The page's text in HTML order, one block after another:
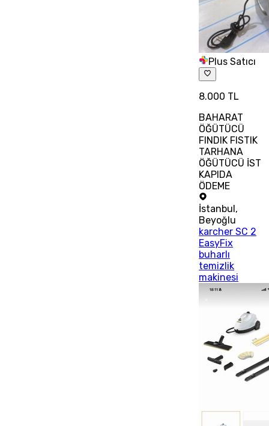
Plus Satıcı
8.000 TL
BAHARAT
ÖĞÜTÜCÜ
FINDIK FISTIK
TARHANA
ÖĞÜTÜCÜ İST
KAPIDA
ÖDEME
İstanbul,
Beyoğlu
karcher SC 2
EasyFix
buharlı
temizlik
makinesi